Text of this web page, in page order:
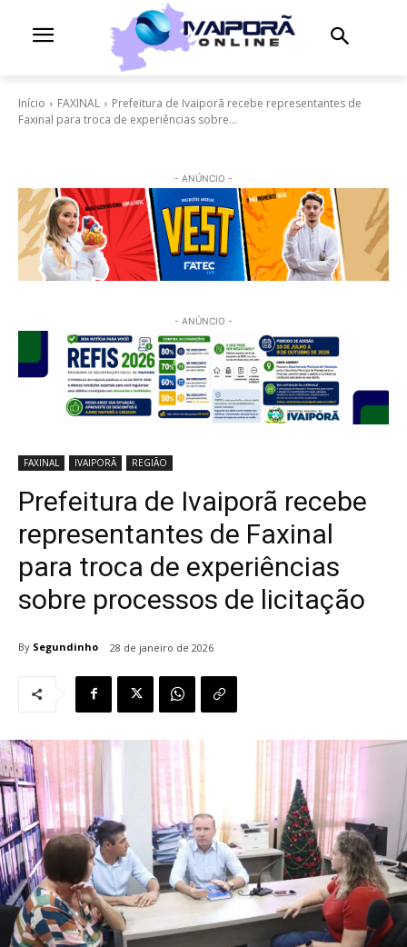
Início FAXINAL
Prefeitura de Ivaiporã recebe representantes de
Faxinal para troca de experiências sobre...
- ANÚNCIO -
- ANÚNCIO -
FAXINAL IVAIPORÃ REGIÃO
Prefeitura de Ivaiporã recebe
representantes de Faxinal
para troca de experiências
sobre processos de licitação
By Segundinho 28 de janeiro de 2026